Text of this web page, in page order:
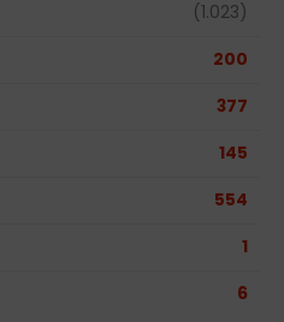
(1.023)
200
377
145
554
1
6